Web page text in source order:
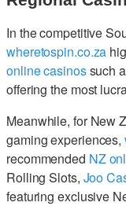
In the competitive
wheretospin.co.za
online casinossuch
offering the most
Meanwhile, for New
gaming experiences,
recommended NZ
Rolling Slots, Joo
featuring exclusive